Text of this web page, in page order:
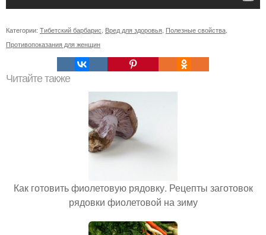
Категории: Тибетский барбарис Вред для здоровья Полезные свойства
Противопоказания для женщин
Читайте также
Как готовить фиолетовую рядовку. Рецепты заготовок
рядовки фиолетовой на зиму